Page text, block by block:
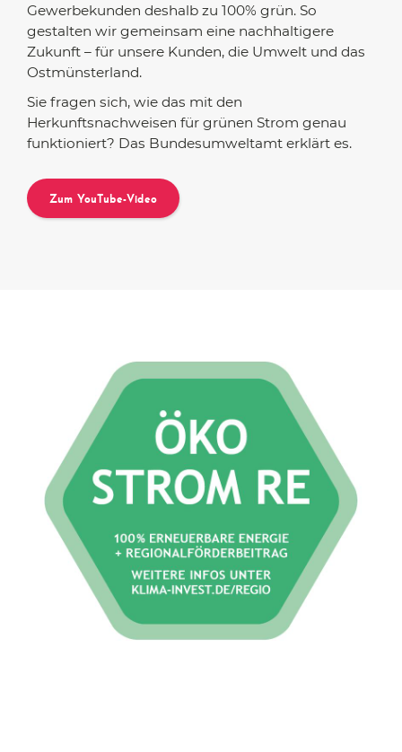
Gewerbekunden deshalb zu 100% grün. So
gestalten wir gemeinsam eine nachhaltigere
Zukunft – für unsere Kunden, die Umwelt und das
Ostmünsterland.
Sie fragen sich, wie das mit den
Herkunftsnachweisen für grünen Strom genau
funktioniert? Das Bundesumweltamt erklärt es.
Zum YouTube-Video